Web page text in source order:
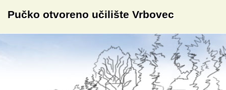
Pučko otvoreno učilište Vrbovec